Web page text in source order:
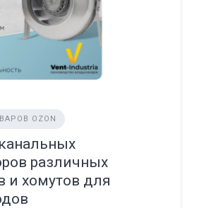
OZON
различных
и хомутов для